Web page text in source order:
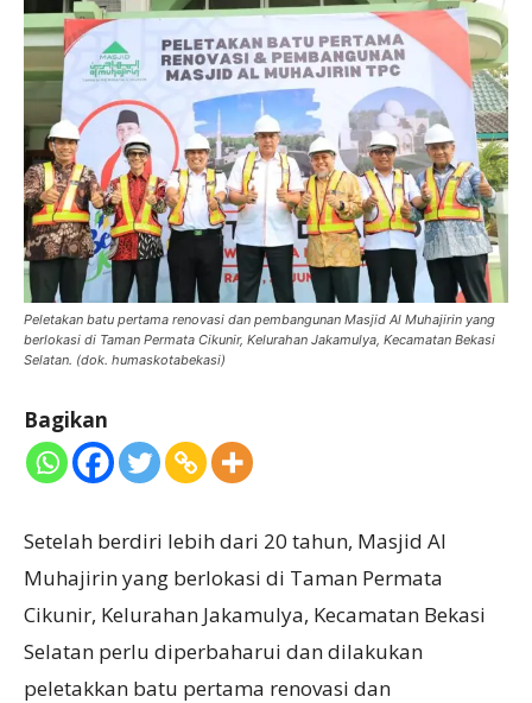
Peletakan batu pertama renovasi dan pembangunan Masjid Al Muhajirin yang
berlokasi di Taman Permata Cikunir, Kelurahan Jakamulya, Kecamatan Bekasi
Selatan. (dok. humaskotabekasi)
Bagikan
Setelah berdiri lebih dari 20 tahun, Masjid Al
Muhajirin yang berlokasi di Taman Permata
Cikunir, Kelurahan Jakamulya, Kecamatan Bekasi
Selatan perlu diperbaharui dan dilakukan
peletakkan batu pertama renovasi dan